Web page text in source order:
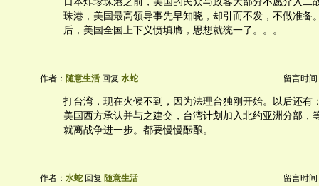
珠港，美国最高领导事先早知晓，却引而不发，不做准备
后，美国全国上下义愤填膺，思想就统一了。。。
作者： 随意生活 回复 水蛇 留言时间
打台湾，现在火候不到，因为法理台独刚开始。以后还有
美国西方承认并与之建交，台湾计划加入北约亚洲分部，
就离战争进一步。都要慢慢酝酿。
作者： 水蛇 回复 随意生活 留言时间